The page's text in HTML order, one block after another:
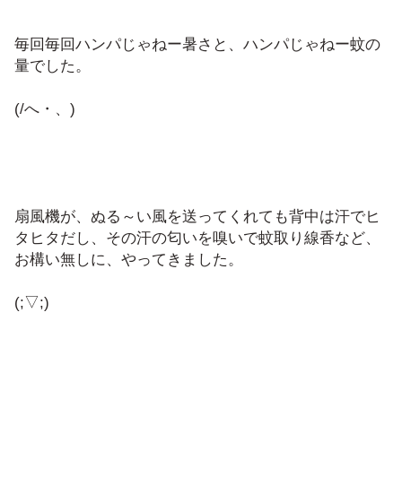
毎回毎回ハンパじゃねー暑さと、ハンパじゃねー蚊の
量でした。
(/へ・、)
扇風機が、ぬる～い風を送ってくれても背中は汗でヒ
タヒタだし、その汗の匂いを嗅いで蚊取り線香など、
お構い無しに、やってきました。
(;▽;)